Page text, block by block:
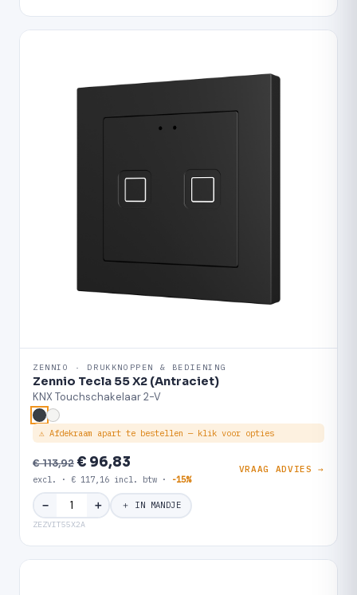
ZENNIO · DRUKKNOPPEN & BEDIENING
Zennio Tecla 55 X2 (Antraciet)
KNX Touchschakelaar 2-V
⚠ Afdekraam apart te bestellen — klik voor opties
€ 113,92€ 96,83
excl. · € 117,16 incl. btw · -15%
VRAAG ADVIES →
− ＋ ＋ IN MANDJE
ZEZVIT55X2A